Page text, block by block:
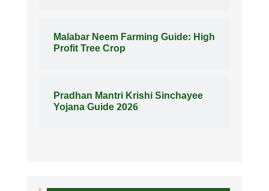
Malabar Neem Farming Guide: High
Profit Tree Crop
Pradhan Mantri Krishi Sinchayee
Yojana Guide 2026